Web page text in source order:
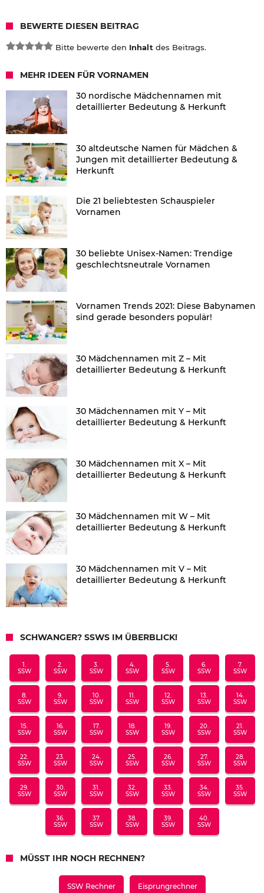
BEWERTE DIESEN BEITRAG
Bitte bewerte den Inhalt des Beitrags.
MEHR IDEEN FÜR VORNAMEN
30 nordische Mädchennamen mit
detaillierter Bedeutung & Herkunft
30 altdeutsche Namen für Mädchen &
Jungen mit detaillierter Bedeutung &
Herkunft
Die 21 beliebtesten Schauspieler
Vornamen
30 beliebte Unisex-Namen: Trendige
geschlechtsneutrale Vornamen
Vornamen Trends 2021: Diese Babynamen
sind gerade besonders populär!
30 Mädchennamen mit Z – Mit
detaillierter Bedeutung & Herkunft
30 Mädchennamen mit Y – Mit
detaillierter Bedeutung & Herkunft
30 Mädchennamen mit X – Mit
detaillierter Bedeutung & Herkunft
30 Mädchennamen mit W – Mit
detaillierter Bedeutung & Herkunft
30 Mädchennamen mit V – Mit
detaillierter Bedeutung & Herkunft
SCHWANGER? SSWS IM ÜBERBLICK!
1.
SSW
2.
SSW
3.
SSW
4.
SSW
5.
SSW
6.
SSW
7.
SSW
8.
SSW
9.
SSW
10.
SSW
11.
SSW
12.
SSW
13.
SSW
14.
SSW
15.
SSW
16.
SSW
17.
SSW
18.
SSW
19.
SSW
20.
SSW
21.
SSW
22.
SSW
23.
SSW
24.
SSW
25.
SSW
26.
SSW
27.
SSW
28.
SSW
29.
SSW
30.
SSW
31.
SSW
32.
SSW
33.
SSW
34.
SSW
35.
SSW
36.
SSW
37.
SSW
38.
SSW
39.
SSW
40.
SSW
MÜSST IHR NOCH RECHNEN?
SSW Rechner Eisprungrechner